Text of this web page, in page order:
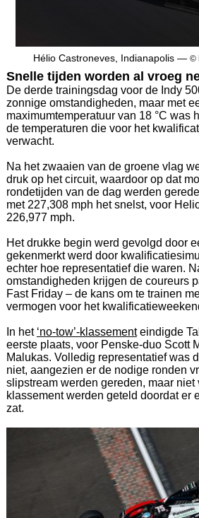
Hélio Castroneves, Indianapolis — ©
Snelle tijden worden al vroeg
De derde trainingsdag voor de Indy
zonnige omstandigheden, maar met
maximumtemperatuur van 18 °C was
de temperaturen die voor het
verwacht.
Na het zwaaien van de groene vlag
druk op het circuit, waardoor op dat
rondetijden van de dag werden
met 227,308 mph het snelst, voor
226,977 mph.
Het drukke begin werd gevolgd door
gekenmerkt werd door
echter hoe representatief die waren.
omstandigheden krijgen de coureurs
Fast Friday – de kans om te trainen
vermogen voor het
In het ‘no-tow’-klassementeindigde
eerste plaats, voor Penske-duo Scott
Malukas. Volledig representatief was
niet, aangezien er de nodige ronden
slipstream werden gereden, maar niet
klassement werden geteld doordat er
zat.